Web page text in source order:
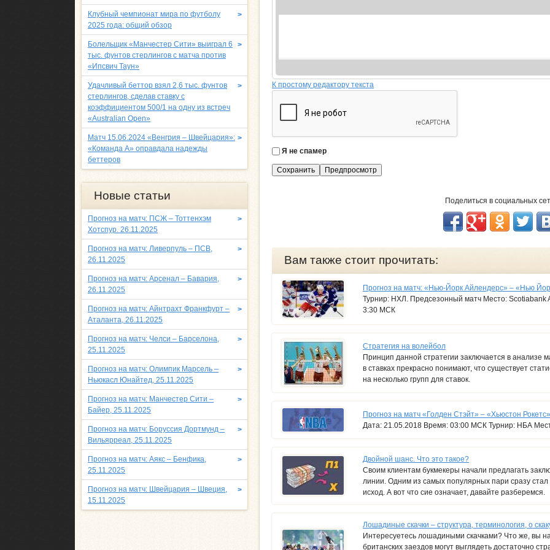
К простому редактору текста
с
Я не спамер
Поделиться в социальных
Вам также стоит прочитать:
Прогноз на матч: «Нью-Йорк Айлендерс» – «Нью
Турнир: НХЛ. Предсезонный матч Место: Scotiabank
3:30 МСК
Стратегия на волейбол
Принцип данной стратегии заключается в анализе
в ставках прекрасно понимают, что существует
на несколько групп для ставок.
Прогноз на матч «Голден Стэйт» – «Хьюстон
Дата: 21.05.2018 Время: 03:00 МСК Турнир: НБА
Двойной шанс. Что это такое?
Своим клиентам букмекеры начали предлагать
линии. Одним из самых популярных пари сразу стал
исход. А вот что сие означает, давайте разберемся.
Лошадиные скачки – структура, терминология, о
Интересуетесь лошадиными скачками? Что же, вы
британских заездов могут выглядеть достаточно
>
Клубный чемпионат мира по футболу
2025 года: общий обзор
>
Болельщик «Манчестер Сити» выиграл 6
тыс. фунтов стерлингов с матча против
«Ипсвич Таун»
>
Удачливый беттор взял 2,6 тыс. фунтов
стерлингов, сделав ставку с
коэффициентом 500/1 на одну из встреч
«Australian Open»
>
Матч 15.06.2024 «Венгрия – Швейцария»:
«Команда A» оправдала надежды
беттеров
Новые статьи
>
Прогноз на матч: ПСЖ – Тоттенхэм
Хотспур. 26.11.2025
>
Прогноз на матч: Ливерпуль – ПСВ,
26.11.2025
>
Прогноз на матч: Арсенал – Бавария,
26.11.2025
>
Прогноз на матч: Айнтрахт Франкфурт –
Аталанта, 26.11.2025
>
Прогноз на матч: Челси – Барселона,
25.11.2025
>
Прогноз на матч: Олимпик Марсель –
Ньюкасл Юнайтед, 25.11.2025
>
Прогноз на матч: Манчестер Сити –
Байер, 25.11.2025
>
Прогноз на матч: Боруссия Дортмунд –
Вильярреал, 25.11.2025
>
Прогноз на матч: Аякс – Бенфика,
25.11.2025
>
Прогноз на матч: Швейцария – Швеция,
15.11.2025